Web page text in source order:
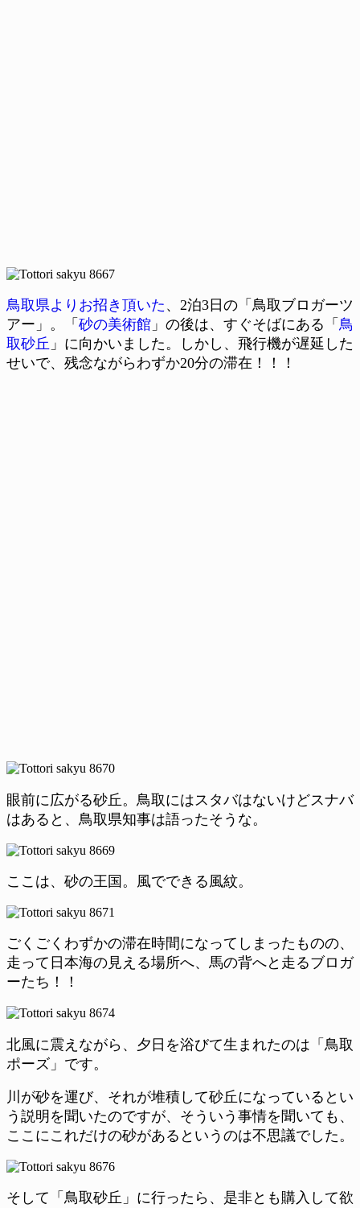
鳥取県よりお招き頂いた 、2泊3日の「鳥取ブロガーツ
アー」。「 砂の美術館 」の後は、すぐそばにある「 鳥
取砂丘 」に向かいました。しかし、飛行機が遅延した
せいで、残念ながらわずか20分の滞在！！！
眼前に広がる砂丘。鳥取にはスタバはないけどスナバ
はあると、鳥取県知事は語ったそうな。
ここは、砂の王国。風でできる風紋。
ごくごくわずかの滞在時間になってしまったものの、
走って日本海の見える場所へ、馬の背へと走るブロガ
ーたち！！
北風に震えながら、夕日を浴びて生まれたのは「鳥取
ポーズ」です。
川が砂を運び、それが堆積して砂丘になっているとい
う説明を聞いたのですが、そういう事情を聞いても、
ここにこれだけの砂があるというのは不思議でした。
そして「鳥取砂丘」に行ったら、是非とも購入して欲